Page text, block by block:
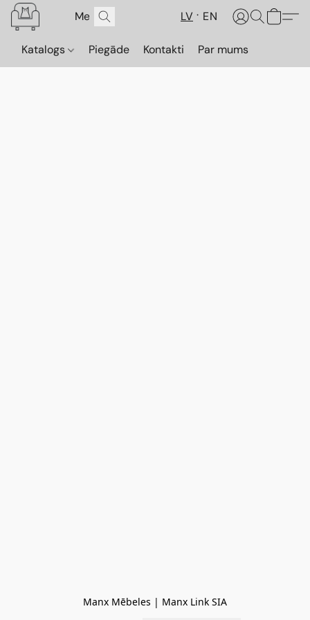
LV EN
Katalogs Piegāde Kontakti Par mums
Manx Mēbeles | Manx Link SIA